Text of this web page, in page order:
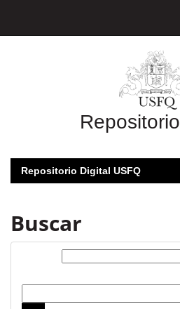
Repositorio
Repositorio Digital USFQ
Buscar